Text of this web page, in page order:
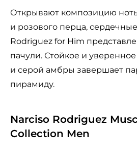
Открывают композицию
и розового перца,
Rodriguez for Him
пачули. Стойкое и
и серой амбры завершает
пирамиду.
Narciso Rodriguez Musc
Collection Men